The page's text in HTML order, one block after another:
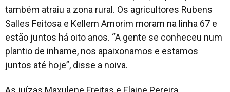
também atraiu a zona rural. Os agricultores Rubens
Salles Feitosa e Kellem Amorim moram na linha 67 e
estão juntos há oito anos. “A gente se conheceu num
plantio de inhame, nos apaixonamos e estamos
juntos até hoje”, disse a noiva.